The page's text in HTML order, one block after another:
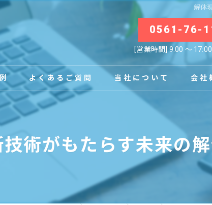
解体
0561-76-
[営業時間] 9:00 〜
よくあるご質問 当社について
事務所
原状回復
会社
術がもたらす未来の